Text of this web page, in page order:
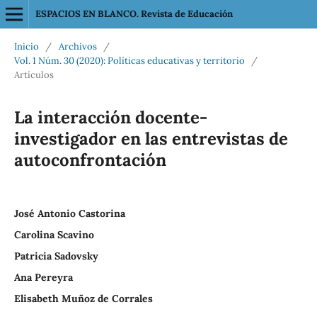
ESPACIOS EN BLANCO. Revista de Educación
Inicio / Archivos
/
Vol. 1 Núm. 30 (2020): Políticas educativas y territorio
/
Artículos
La interacción docente-
investigador en las entrevistas de
autoconfrontación
José Antonio Castorina
Carolina Scavino
Patricia Sadovsky
Ana Pereyra
Elisabeth Muñoz de Corrales